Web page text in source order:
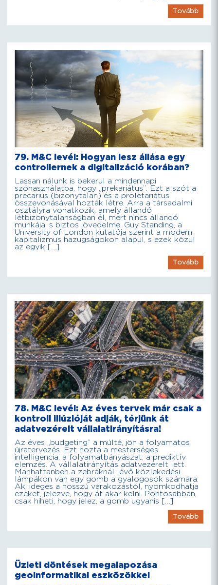
Tovább
79. M&C levél: Hogyan lesz állása egy
controllernek a digitalizáció korában?
Lassan nálunk is bekerül a mindennapi
szóhasználatba, hogy „prekariátus”. Ezt a szót a
precarius (bizonytalan) és a proletariátus
összevonásával hozták létre. Arra a társadalmi
osztályra vonatkozik, amely állandó
létbizonytalanságban él, mert nincs állandó
munkája, s biztos jövedelme. Guy Standing, a
University of London kutatója szerint a modern
kapitalizmus hazugságokon alapul, s ezek közül
az egyik […]
Tovább
78. M&C levél: Az éves tervek már csak a
kontroll illúzióját adják, térjünk át
adatvezérelt vállalatirányításra!
Az éves „budgeting” a múlté, jön a folyamatos
újratervezés. Ezt hozta a mesterséges
intelligencia, a folyamatbányászat, a prediktív
elemzés. A vállalatirányítás adatvezérelt lett.
Manhattanben a zebráknál lévő közlekedési
lámpákon van egy gomb a gyalogosok számára.
Aki ideges a hosszú várakozástól, nyomkodhatja
ezeket, jelezve, hogy át akar kelni. Pontosabban,
csak hiheti, hogy jelez, a gomb ugyanis […]
Tovább
Üzleti döntések megalapozása
geoinformatikai eszközökkel